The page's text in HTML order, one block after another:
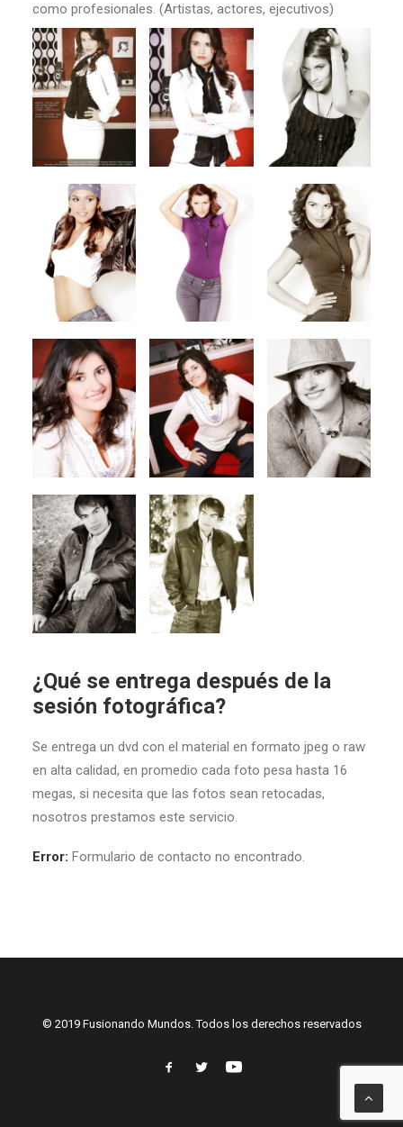
como profesionales. (Artistas, actores, ejecutivos)
¿Qué se entrega después de la
sesión fotográfica?
Se entrega un dvd con el material en formato jpeg o raw
en alta calidad, en promedio cada foto pesa hasta 16
megas, si necesita que las fotos sean retocadas,
nosotros prestamos este servicio.
Error: Formulario de contacto no encontrado.
© 2019 Fusionando Mundos. Todos los derechos reservados